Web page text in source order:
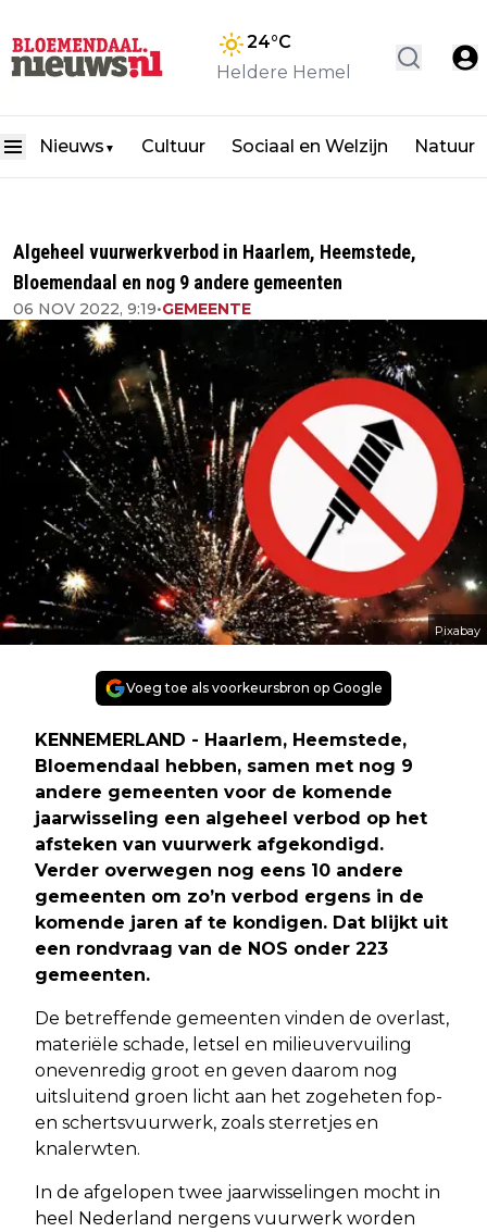
24°C
Heldere Hemel
Nieuws ▼ Cultuur Sociaal en Welzijn Natuur
Algeheel vuurwerkverbod in Haarlem, Heemstede,
Bloemendaal en nog 9 andere gemeenten
06 NOV 2022, 9:19•GEMEENTE
Pixabay
Voeg toe als voorkeursbron op Google
KENNEMERLAND - Haarlem, Heemstede,
Bloemendaal hebben, samen met nog 9
andere gemeenten voor de komende
jaarwisseling een algeheel verbod op het
afsteken van vuurwerk afgekondigd.
Verder overwegen nog eens 10 andere
gemeenten om zo’n verbod ergens in de
komende jaren af te kondigen. Dat blijkt uit
een rondvraag van de NOS onder 223
gemeenten.
De betreffende gemeenten vinden de overlast,
materiële schade, letsel en milieuvervuiling
onevenredig groot en geven daarom nog
uitsluitend groen licht aan het zogeheten fop-
en schertsvuurwerk, zoals sterretjes en
knalerwten.
In de afgelopen twee jaarwisselingen mocht in
heel Nederland nergens vuurwerk worden